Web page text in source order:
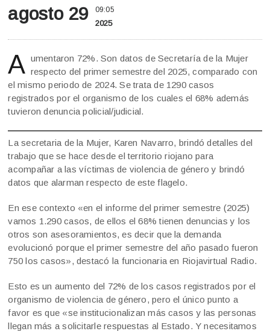
agosto 29 09:05
2025
A umentaron 72%. Son datos de Secretaría de la Mujer
respecto del primer semestre del 2025, comparado con
el mismo periodo de 2024. Se trata de 1290 casos
registrados por el organismo de los cuales el 68% además
tuvieron denuncia policial/judicial.
La secretaria de la Mujer, Karen Navarro, brindó detalles del
trabajo que se hace desde el territorio riojano para
acompañar a las víctimas de violencia de género y brindó
datos que alarman respecto de este flagelo.
En ese contexto «en el informe del primer semestre (2025)
vamos 1.290 casos, de ellos el 68% tienen denuncias y los
otros son asesoramientos, es decir que la demanda
evolucionó porque el primer semestre del año pasado fueron
750 los casos», destacó la funcionaria en Riojavirtual Radio.
Esto es un aumento del 72% de los casos registrados por el
organismo de violencia de género, pero el único punto a
favor es que «se institucionalizan más casos y las personas
llegan más a solicitarle respuestas al Estado. Y necesitamos